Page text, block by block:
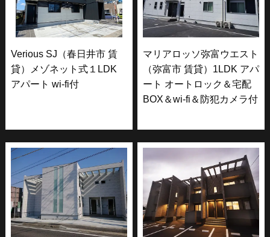
Verious SJ（春日井市 賃
貸）メゾネット式１LDK
アパート wi-fi付
マリアロッソ弥富ウエスト
（弥富市 賃貸）1LDK アパ
ート オートロック＆宅配
BOX＆wi-fi＆防犯カメラ付